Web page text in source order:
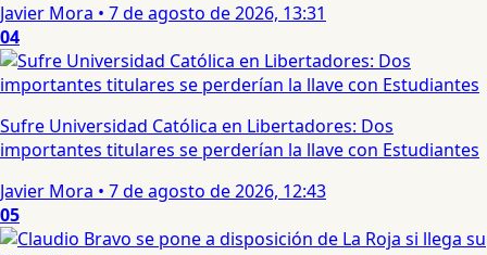
Javier Mora • 7 de agosto de 2026, 13:31
04
Sufre Universidad Católica en Libertadores: Dos
importantes titulares se perderían la llave con Estudiantes
Javier Mora • 7 de agosto de 2026, 12:43
05